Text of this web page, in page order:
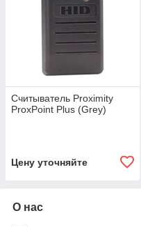
Считыватель Proximity
ProxPoint Plus (Grey)
Цену уточняйте
О нас